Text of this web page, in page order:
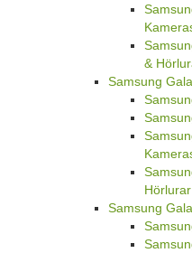
&
Samsung
Hörlurar
Samsung